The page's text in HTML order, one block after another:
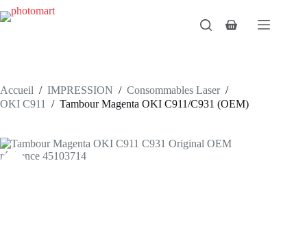
Passer
au
Panier
Accueil / IMPRESSION / Consommables Laser /
OKI C911
/ Tambour Magenta OKI C911/C931 (OEM)